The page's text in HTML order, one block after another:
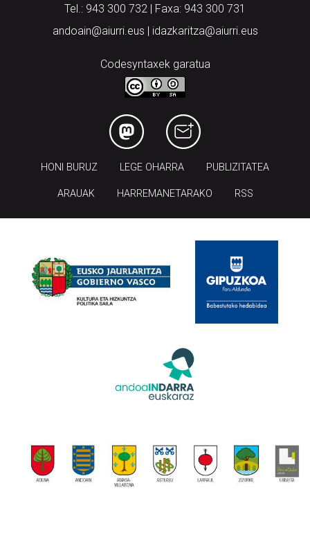
Tel.: 943 300 732 | Faxa: 943 300 731
andoain@aiurri.eus | idazkaritza@aiurri.eus
Codesyntaxek garatua
HONI BURUZ LEGE OHARRA PUBLIZITATEA
ARAUAK HARREMANETARAKO RSS